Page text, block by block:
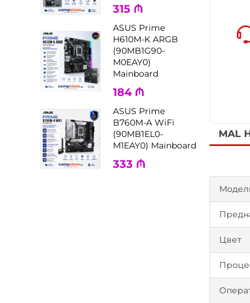
315 ₼
ASUS Prime
H610M-K ARGB
(90MB1G90-
M0EAY0)
Mainboard
184 ₼
ASUS Prime
B760M-A WiFi
(90MB1EL0-
M1EAY0) Mainboard
333 ₼
MAL
Цвет